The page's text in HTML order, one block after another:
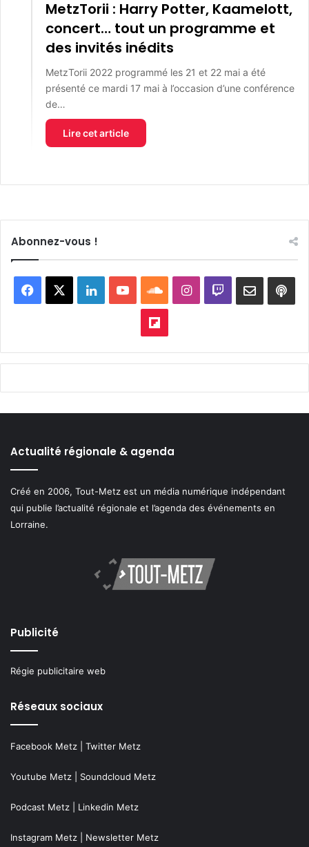
MetzTorii : Harry Potter, Kaamelott,
concert… tout un programme et
des invités inédits
MetzTorii 2022 programmé les 21 et 22 mai a été
présenté ce mardi 17 mai à l’occasion d’une conférence
de…
Lire cet article
Abonnez-vous !
Facebook LinkedinYouTubeSoundCloud
Instagram
Twitch
Flipboard
Actualité régionale & agenda
Créé en 2006, Tout-Metz est un média numérique indépendant
qui publie l’actualité régionale et l’agenda des événements en
Lorraine.
Publicité
Régie publicitaire web
Réseaux sociaux
Facebook Metz Twitter Metz
Youtube Metz Soundcloud Metz
Podcast Metz Linkedin Metz
Instagram Metz Newsletter Metz